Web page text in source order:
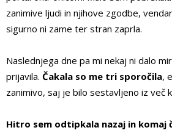
zanimive ljudi in njihove zgodbe,
sigurno ni zame ter stran zaprla.
Naslednjega dne pa mi nekaj ni dalo
prijavila. Čakala so me tri sporočila,
zanimivo, saj je bilo sestavljeno iz več
Hitro sem odtipkala nazaj in komaj